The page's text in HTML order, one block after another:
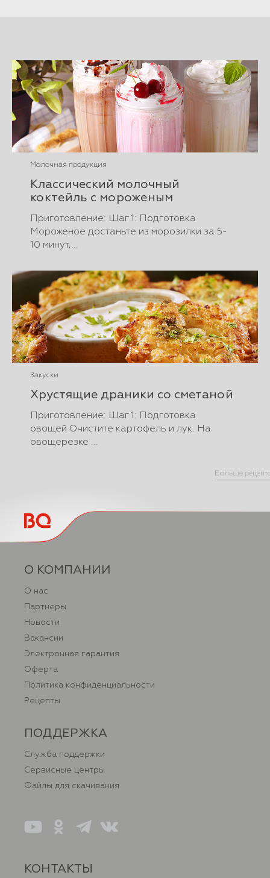
Молочная продукция
Классический молочный
коктейль с мороженым
Приготовление: Шаг 1: Подготовка
Мороженое достаньте из морозилки за 5-
10 минут,...
Закуски
Хрустящие драники со сметаной
Приготовление: Шаг 1: Подготовка
овощей Очистите картофель и лук. На
овощерезке ...
Больше
О КОМПАНИИ
О нас
Партнеры
Новости
Вакансии
Электронная гарантия
Оферта
Политика конфиденциальности
Рецепты
ПОДДЕРЖКА
Служба поддержки
Сервисные центры
Файлы для скачивания
КОНТАКТЫ